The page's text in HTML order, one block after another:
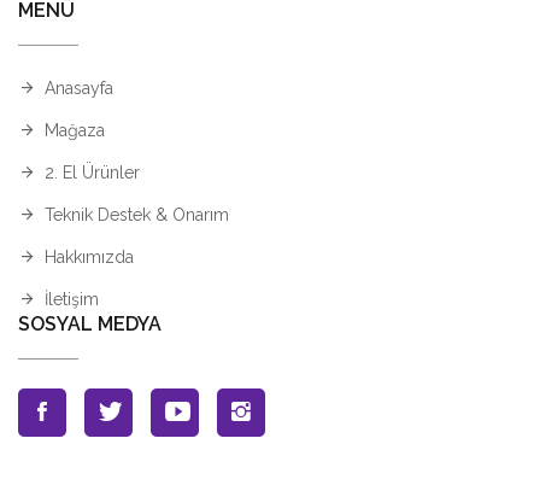
MENÜ
Anasayfa
Mağaza
2. El Ürünler
Teknik Destek & Onarım
Hakkımızda
İletişim
SOSYAL MEDYA